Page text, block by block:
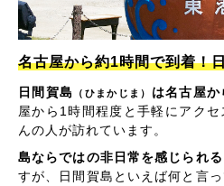
名古屋から約1時間で到着！
日間賀島 （ひまかじま） は名古屋
屋から1時間程度と手軽にアク
んの人が訪れています。
島ならではの非日常を感じられる
すが、日間賀島といえば何と言